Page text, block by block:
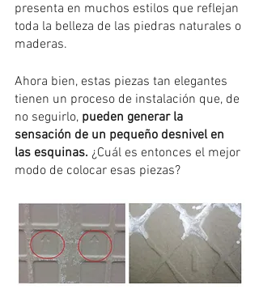
presenta en muchos estilos que reflejan
toda la belleza de las piedras naturales o
maderas.
Ahora bien, estas piezas tan elegantes
tienen un proceso de instalación que, de
no seguirlo, pueden generar la
sensación de un pequeño desnivel en
las esquinas. ¿Cuál es entonces el mejor
modo de colocar esas piezas?